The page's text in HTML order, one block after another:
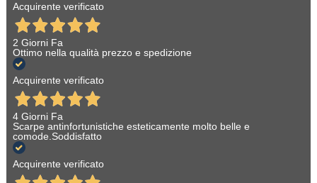
Acquirente verificato
2 Giorni Fa
Ottimo nella qualità prezzo e spedizione
Acquirente verificato
4 Giorni Fa
Scarpe antinfortunistiche esteticamente molto belle e
comode.Soddisfatto
Acquirente verificato